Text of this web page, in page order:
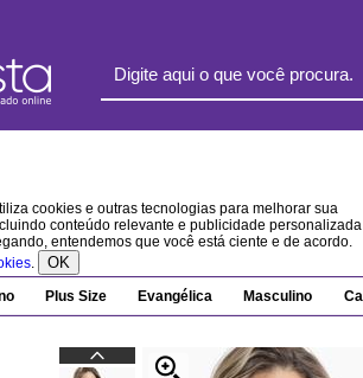
cookies e outras tecnologias para melhorar sua
conteúdo relevante e publicidade personalizada
entendemos que você está ciente e de acordo.
. OK
Plus Size Evangélica Masculino